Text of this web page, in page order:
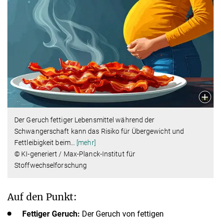
Der Geruch fettiger Lebensmittel während der
Schwangerschaft kann das Risiko für Übergewicht und
Fettleibigkeit beim…
[mehr]
© KI-generiert / Max-Planck-Institut für
Stoffwechselforschung
Auf den Punkt:
Fettiger Geruch: Der Geruch von fettigen